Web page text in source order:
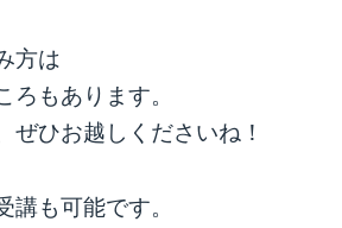
方は
ろもあります。
ぜひお越しくださいね！
講も可能です。